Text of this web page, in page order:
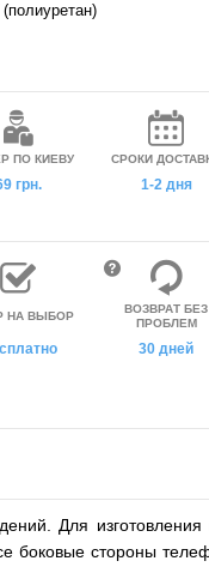
ПО КИЕВУ
грн.
СРОКИ
1-2 дня
НА ВЫБОР
ВОЗВРАТ БЕЗ
ПРОБЛЕМ
30 дней
Для изготовления
боковые стороны